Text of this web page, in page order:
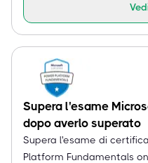
Supera l'esame
dopo averlo superato
Supera l'esame di
Platform Fundamentals